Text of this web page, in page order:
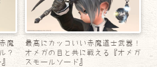
魔
？
最高にカッコいい赤魔道士武器！
オメガの目と共に戦える『オメガ
スモールソード』